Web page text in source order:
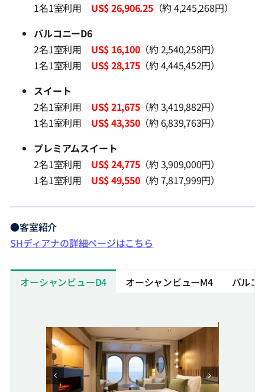
1名1室利用 US$ 26,906.25（約 4,245,268円）
バルコニーD6
2名1室利用 US$ 16,100（約 2,540,258円）
1名1室利用 US$ 28,175（約 4,445,452円）
スイート
2名1室利用 US$ 21,675（約 3,419,882円）
1名1室利用 US$ 43,350（約 6,839,763円）
プレミアムスイート
2名1室利用 US$ 24,775（約 3,909,000円）
1名1室利用 US$ 49,550（約 7,817,999円）
●客室紹介
SHディアナの詳細ページはこちら
オーシャンビューD4 オーシャンビューM4 バルコ